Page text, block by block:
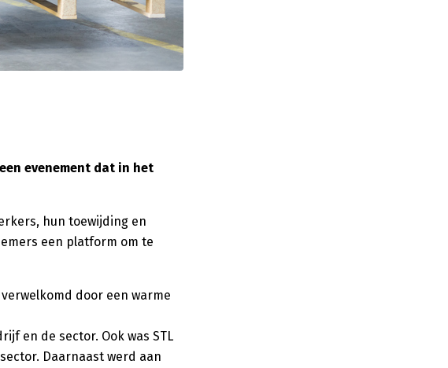
evenement dat in het
hun toewijding en
een platform om te
door een warme
en de sector. Ook was STL
Daarnaast werd aan